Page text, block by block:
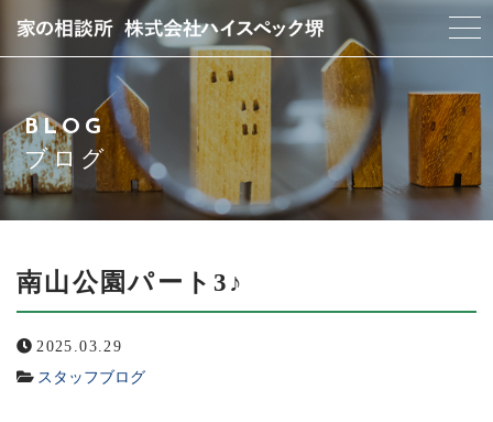
当社について
スタッフ紹介
アクセス
ブログ
BLOG
ブログ
南山公園パート3♪
2025.03.29
スタッフブログ